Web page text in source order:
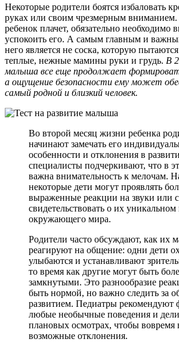
Некоторые родители боятся избаловать
руках или своим чрезмерным вниманием.
ребенок плачет, обязательно необходимо
успокоить его. А самым главным и
него является не соска, которую
теплые, нежные мамины руки и грудь. В
малыша все еще продолжает
а ощущение безопасности ему может
самый родной и близкий человек.
Во второй месяц жизни ребенка
начинают замечать его
особенности и отклонения в
специалисты подчеркивают, что в
важна внимательность к мелочам.
некоторые дети могут проявлять
выраженные реакции на звуки или
свидетельствовать о их
окружающего мира.
Родители часто обсуждают, как их
реагируют на общение: одни дети
улыбаются и устанавливают
то время как другие могут быть
замкнутыми. Это разнообразие
быть нормой, но важно следить за
развитием. Педиатры рекомендуют
любые необычные поведения и
плановых осмотрах, чтобы вовремя
возможные отклонения.